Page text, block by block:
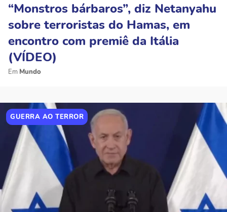
“Monstros bárbaros”, diz Netanyahu
sobre terroristas do Hamas, em
encontro com premiê da Itália
(VÍDEO)
Mundo
GUERRA AO TERROR